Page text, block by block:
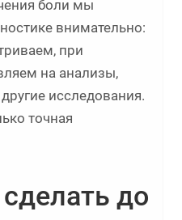
боли мы
внимательно:
при
на анализы,
исследования.
точная
до